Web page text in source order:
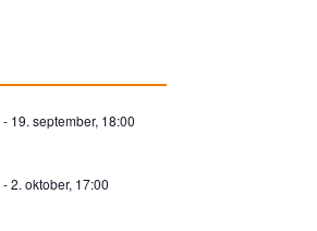
- 19. september, 18:00
-2. oktober, 17:00